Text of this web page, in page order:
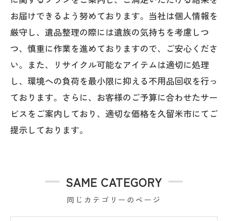
お届けできるよう努めております。当社は個人情報を
厳守し、遺品整理の際には遺族の気持ちを考慮しつ
つ、慎重に作業を進めておりますので、ご安心くださ
い。また、リサイクル可能なアイテムは適切に処理
し、環境への負荷を最小限に抑える不用品回収を行っ
ております。さらに、お客様のご予算に合わせたサー
ビスをご案内しており、適切な価格を久留米市にてご
提示しております。
同じカテゴリーのページ
SAME CATEGORY